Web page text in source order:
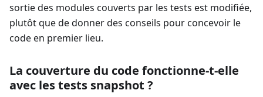
sortie des modules couverts par les tests est modifiée,
plutôt que de donner des conseils pour concevoir le
code en premier lieu.
La couverture du code fonctionne-t-elle
avec les tests snapshot ?